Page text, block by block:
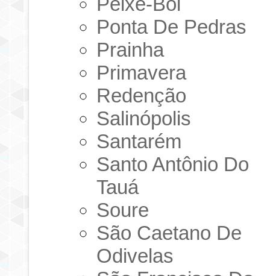
Ponta De Pedras
Prainha
Primavera
Redenção
Salinópolis
Santarém
Santo Antônio Do
Tauá
Soure
São Caetano De
Odivelas